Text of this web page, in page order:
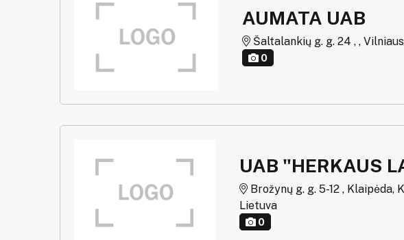
AUMATA UAB
Šaltalankių g. g. 24 , ,
0
UAB "HERKAUS
Brožynų g. g. 5-12 , Klaipėda,
Lietuva
0